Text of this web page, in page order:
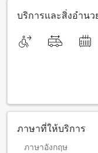
บริการและสิ่งอำน
ภาษาที่ให้บริการ
ภาษาอังกฤษ